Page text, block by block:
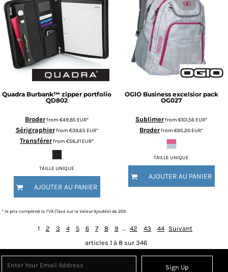
Quadra Burbank™ zipper portfolio
QD802
Broderfrom €49,85 EUR*
Sérigraphierfrom €39,65 EUR*
Transférerfrom €56,21 EUR*
TAILLE UNIQUE
AJOUTER AU PANIER
OGIO Business excelsior pack
OG027
Sublimerfrom €101,56 EUR*
Broderfrom €95,20 EUR*
TAILLE UNIQUE
AJOUTER AU PANIER
* le prix comprend la TVA (Taxe sur la Valeur Ajoutée) de 20%
1 2 3 4 5 6 7 8 9 ... 42 43 44 Suivant
articles 1 à 8 sur 346
Sign Up